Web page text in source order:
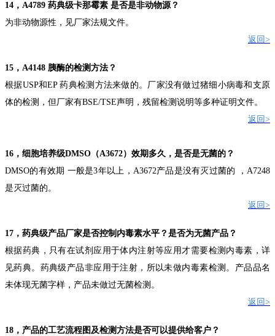
14 ， A4789 药典级卡那霉素 是否是非动物源？
为非动物源性，见厂家法规文件。
返回>
15 ， A4148 胰酶的检测方法？
根据USP和EP药典检测方法来做的。厂家没有做过猪细小病毒和支原
体的检测，但厂家有BSE/TSE声明，残留检测说明等多种证明文件。
返回>
16 ， 细胞培养级DMSO （A3672） 效期多久，是否是无菌的？
DMSO的有效期 一般是3年以上， A3672产品是没有灭过菌的 ，A7248
是灭过菌的。
返回>
17 ，药典级产品厂家是否控制内毒素水平？是否为无菌产品？
根据药典，只有在试剂应用于体内注射等应用才需要检测内毒素，详
见药典。药典级产品非应用于注射，所以未做内毒素检测。产品品名
未体现无菌字样，产品未做过无菌检测。
返回>
18 ，产品的工艺流程图及检测方法是否可以提供给客户？